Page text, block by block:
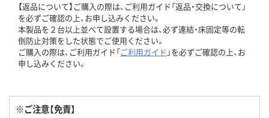
【返品について】ご購入の際は、ご利用ガイド「返品・交換について」
を必ずご確認の上、お申し込みください。
本製品を２台以上並べて設置する場合は、必ず連結・床固定等の転
倒防止対策をした状態でご使用ください。
ご購入の際は、ご利用ガイド「ご利用ガイド 」を必ずご確認の上、お
申し込みください。
※ご注意【免責】